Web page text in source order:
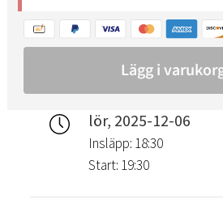
lör, 2025-12-06
Insläpp: 18:30
Start: 19:30